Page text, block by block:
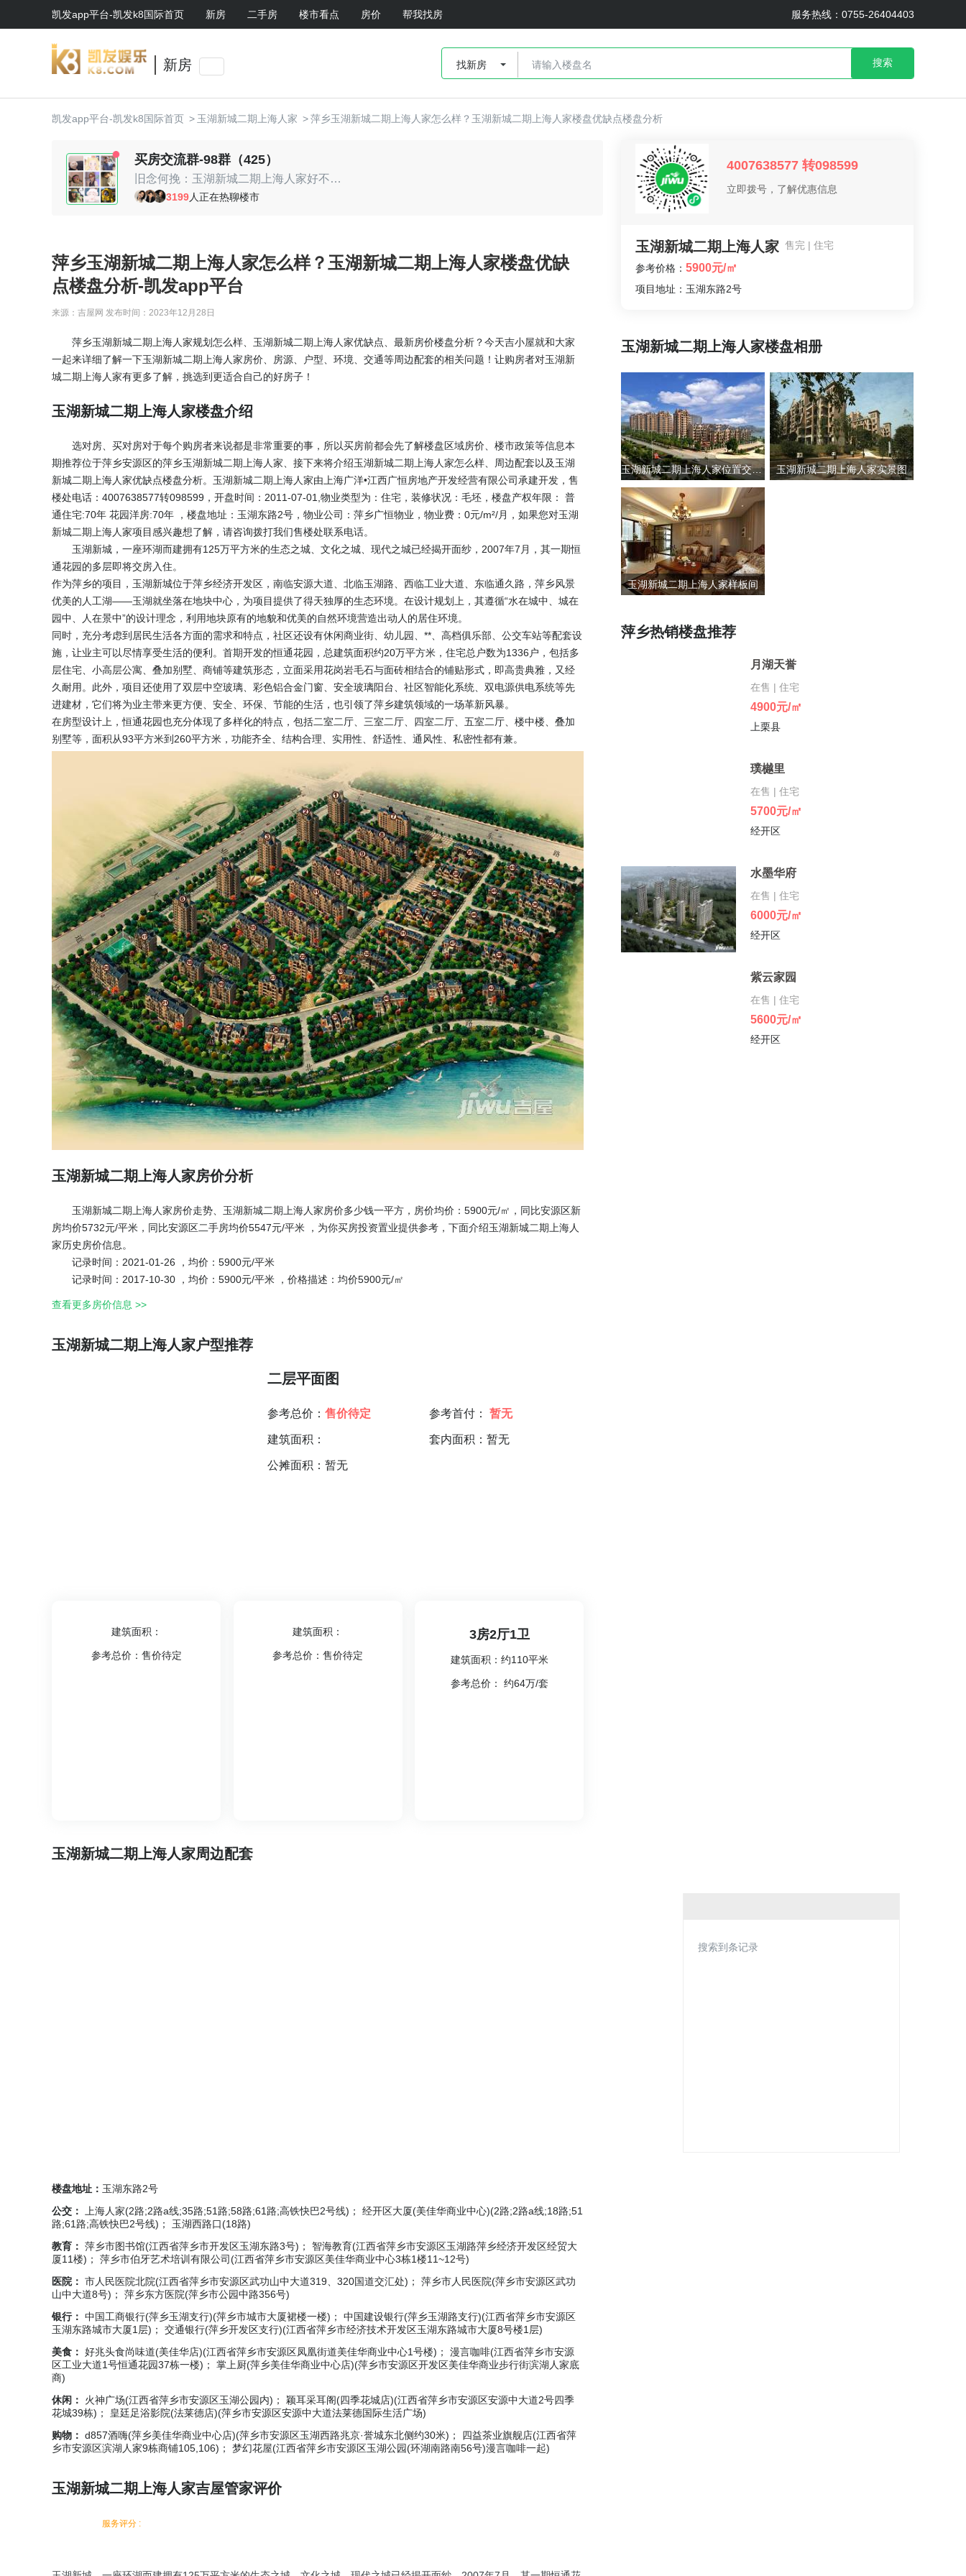
凯发app平台-凯发k8国际首页 新房 二手房 楼市看点 房价 帮我找房 服务热线：0755-26404403
新房 找新房 搜索
凯发app平台-凯发k8国际首页 > 玉湖新城二期上海人家 >萍乡玉湖新城二期上海人家怎么样？玉湖新城二期上海人家楼盘优缺点楼盘分析
买房交流群-98群（425）
旧念何挽：玉湖新城二期上海人家好不好？
c.yy：对比周边，性价比高
小丸子：大家组团去看看呀
3199人正在热聊楼市
萍乡玉湖新城二期上海人家怎么样？玉湖新城二期上海人家楼盘优缺
点楼盘分析-凯发app平台
来源：吉屋网 发布时间：2023年12月28日
萍乡玉湖新城二期上海人家规划怎么样、玉湖新城二期上海人家优缺点、最新房价楼盘分析？今天吉小屋就和大家
一起来详细了解一下玉湖新城二期上海人家房价、房源、户型、环境、交通等周边配套的相关问题！让购房者对玉湖新
城二期上海人家有更多了解，挑选到更适合自己的好房子！
玉湖新城二期上海人家楼盘介绍
选对房、买对房对于每个购房者来说都是非常重要的事，所以买房前都会先了解楼盘区域房价、楼市政策等信息本
期推荐位于萍乡安源区的萍乡玉湖新城二期上海人家、接下来将介绍玉湖新城二期上海人家怎么样、周边配套以及玉湖
新城二期上海人家优缺点楼盘分析。玉湖新城二期上海人家由上海广洋•江西广恒房地产开发经营有限公司承建开发，售
楼处电话： 4007638577转098599 ，开盘时间：2011-07-01,物业类型为：住宅，装修状况：毛坯，楼盘产权年限： 普
通住宅:70年 花园洋房:70年 ，楼盘地址：玉湖东路2号，物业公司：萍乡广恒物业，物业费：0元/m²/月，如果您对玉湖
新城二期上海人家项目感兴趣想了解，请咨询拨打我们售楼处联系电话。
玉湖新城，一座环湖而建拥有125万平方米的生态之城、文化之城、现代之城已经揭开面纱，2007年7月，其一期恒
通花园的多层即将交房入住。
作为萍乡的项目，玉湖新城位于萍乡经济开发区，南临安源大道、北临玉湖路、西临工业大道、东临通久路，萍乡风景
优美的人工湖——玉湖就坐落在地块中心，为项目提供了得天独厚的生态环境。在设计规划上，其遵循“水在城中、城在
园中、人在景中”的设计理念，利用地块原有的地貌和优美的自然环境营造出动人的居住环境。
同时，充分考虑到居民生活各方面的需求和特点，社区还设有休闲商业街、幼儿园、**、高档俱乐部、公交车站等配套设
施，让业主可以尽情享受生活的便利。首期开发的恒通花园，总建筑面积约20万平方米，住宅总户数为1336户，包括多
层住宅、小高层公寓、叠加别墅、商铺等建筑形态，立面采用花岗岩毛石与面砖相结合的铺贴形式，即高贵典雅，又经
久耐用。此外，项目还使用了双层中空玻璃、彩色铝合金门窗、安全玻璃阳台、社区智能化系统、双电源供电系统等先
进建材，它们将为业主带来更方便、安全、环保、节能的生活，也引领了萍乡建筑领域的一场革新风暴。
在房型设计上，恒通花园也充分体现了多样化的特点，包括二室二厅、三室二厅、四室二厅、五室二厅、楼中楼、叠加
别墅等，面积从93平方米到260平方米，功能齐全、结构合理、实用性、舒适性、通风性、私密性都有兼。
玉湖新城二期上海人家房价分析
玉湖新城二期上海人家房价走势、玉湖新城二期上海人家房价多少钱一平方，房价均价：5900元/㎡，同比安源区新
房均价5732元/平米，同比安源区二手房均价5547元/平米 ，为你买房投资置业提供参考，下面介绍玉湖新城二期上海人
家历史房价信息。
记录时间：2021-01-26 ，均价：5900元/平米
记录时间：2017-10-30 ，均价：5900元/平米 ，价格描述：均价5900元/㎡
查看更多房价信息 >>
玉湖新城二期上海人家户型推荐
二层平面图
参考总价： 售价待定 参考首付： 暂无
建筑面积： 套内面积：暂无
公摊面积：暂无
建筑面积：
参考总价：售价待定
建筑面积：
参考总价：售价待定
3房2厅1卫
建筑面积：约110平米
参考总价： 约64万/套
玉湖新城二期上海人家周边配套
搜索到条记录
楼盘地址： 玉湖东路2号
公交：
上海人家(2路;2路a线;35路;51路;58路;61路;高铁快巴2号线)； 经开区大厦(美佳华商业中心)(2路;2路a线;18路;51
路;61路;高铁快巴2号线)； 玉湖西路口(18路)
教育： 萍乡市图书馆(江西省萍乡市开发区玉湖东路3号)； 智海教育(江西省萍乡市安源区玉湖路萍乡经济开发区经贸大
厦11楼)； 萍乡市伯牙艺术培训有限公司(江西省萍乡市安源区美佳华商业中心3栋1楼11~12号)
医院： 市人民医院北院(江西省萍乡市安源区武功山中大道319、320国道交汇处)； 萍乡市人民医院(萍乡市安源区武功
山中大道8号)； 萍乡东方医院(萍乡市公园中路356号)
银行： 中国工商银行(萍乡玉湖支行)(萍乡市城市大厦裙楼一楼)； 中国建设银行(萍乡玉湖路支行)(江西省萍乡市安源区
玉湖东路城市大厦1层)； 交通银行(萍乡开发区支行)(江西省萍乡市经济技术开发区玉湖东路城市大厦8号楼1层)
美食： 好兆头食尚味道(美佳华店)(江西省萍乡市安源区凤凰街道美佳华商业中心1号楼)； 漫言咖啡(江西省萍乡市安源
区工业大道1号恒通花园37栋一楼)； 掌上厨(萍乡美佳华商业中心店)(萍乡市安源区开发区美佳华商业步行街滨湖人家底
商)
休闲：
火神广场(江西省萍乡市安源区玉湖公园内)； 颖耳采耳阁(四季花城店)(江西省萍乡市安源区安源中大道2号四季
花城39栋)； 皇廷足浴影院(法莱德店)(萍乡市安源区安源中大道法莱德国际生活广场)
购物： d857酒嗨(萍乡美佳华商业中心店)(萍乡市安源区玉湖西路兆京·誉城东北侧约30米)； 四益茶业旗舰店(江西省萍
乡市安源区滨湖人家9栋商铺105,106)； 梦幻花屋(江西省萍乡市安源区玉湖公园(环湖南路南56号)漫言咖啡一起)
玉湖新城二期上海人家吉屋管家评价
服务评分 :
4007638577 转098599
立即拨号，了解优惠信息
玉湖新城二期上海人家 售完 | 住宅
参考价格： 5900元/㎡
项目地址：玉湖东路2号
玉湖新城二期上海人家楼盘相册
玉湖新城二期上海人家位置交通图 玉湖新城二期上海人家实景图
玉湖新城二期上海人家样板间
萍乡热销楼盘推荐
月湖天誉
在售 | 住宅
4900元/㎡
上栗县
璞樾里
在售 | 住宅
5700元/㎡
经开区
水墨华府
在售 | 住宅
6000元/㎡
经开区
紫云家园
在售 | 住宅
5600元/㎡
经开区